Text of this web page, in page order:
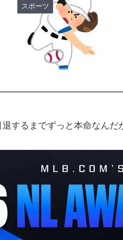
る日本の医療チーム、海外でも凄
ハイブリッドバッテリーを導入
13号が急カーブで韓国方面に
る日本の医療チーム、海外でも
たらやっとうんこが食べられる
た…」 日本を知ってしまった
水支援に対する日本人の反応を
スポーツ
するまでずっと本命なんだ